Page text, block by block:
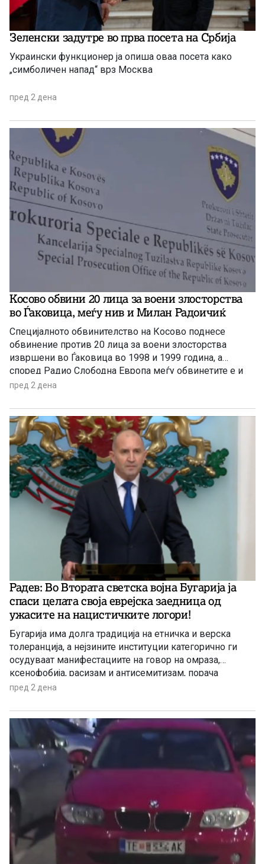
Зеленски задутре во прва посета на Србија
Украински функционер ја опиша оваа посета како
„симболичен напад“ врз Москва
пред 2 дена
Косово обвини 20 лица за воени злосторства
во Ѓаковица, меѓу нив и Милан Радоичиќ
Специјалното обвинителство на Косово поднесе
обвинение против 20 лица за воени злосторства
извршени во Ѓаковица во 1998 и 1999 година, а
според Радио Слободна Европа меѓу обвинетите е и
поранешниот потпретседател на Српска листа, Милан
пред 2 дена
Радев: Во Втората светска војна Бугарија ја
спаси целата своја еврејска заедница од
ужасите на нацистичките логори!
Бугарија има долга традиција на етничка и верска
толеранција, а нејзините институции категорично ги
осудуваат манифестациите на говор на омраза,
ксенофобија, расизам и антисемитизам, порача
бугарскиот премиер Румен Радев како одговор на
група млади Евреи од Италија. Инцидентот се случил
во познатото бугарско одморалиште на 2 август,
додека во градот се одвивал големиот џез фестивал.
пред 2 дена